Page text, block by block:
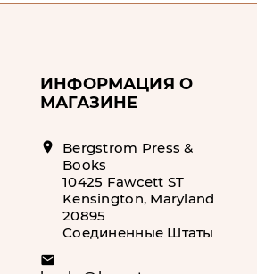
ИНФОРМАЦИЯ О
МАГАЗИНЕ
location_on
Bergstrom Press &
Books
10425 Fawcett ST
Kensington, Maryland
20895
Соединенные Штаты
email